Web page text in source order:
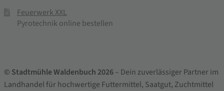
Feuerwerk XXL
Pyrotechnik online bestellen
© Stadtmühle Waldenbuch 2026– Dein zuverlässiger Partner im
Landhandel für hochwertige Futtermittel, Saatgut, Zuchtmittel